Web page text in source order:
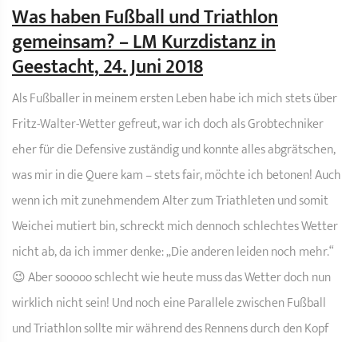
Was haben Fußball und Triathlon
gemeinsam? – LM Kurzdistanz in
Geestacht, 24. Juni 2018
Als Fußballer in meinem ersten Leben habe ich mich stets über
Fritz-Walter-Wetter gefreut, war ich doch als Grobtechniker
eher für die Defensive zuständig und konnte alles abgrätschen,
was mir in die Quere kam – stets fair, möchte ich betonen! Auch
wenn ich mit zunehmendem Alter zum Triathleten und somit
Weichei mutiert bin, schreckt mich dennoch schlechtes Wetter
nicht ab, da ich immer denke: „Die anderen leiden noch mehr.“
😉 Aber sooooo schlecht wie heute muss das Wetter doch nun
wirklich nicht sein! Und noch eine Parallele zwischen Fußball
und Triathlon sollte mir während des Rennens durch den Kopf